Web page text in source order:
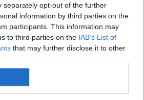
separately opt-out of the further
information by third parties on the
participants. This information may
to third parties on the IAB’s List of
that may further disclose it to other
JUSTITIE
fiscală care s-a încheiat
a salvat pe cei cinci acuzați